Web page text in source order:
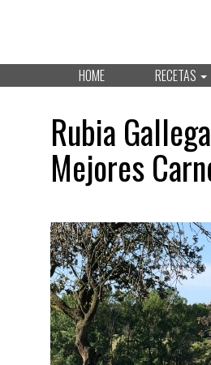
HOME RECETAS
Rubia
Mejores